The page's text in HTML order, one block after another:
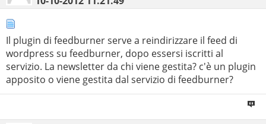
Il plugin di feedburner serve a reindirizzare il feed di
wordpress su feedburner, dopo essersi iscritti al
servizio. La newsletter da chi viene gestita? c'è un plugin
apposito o viene gestita dal servizio di feedburner?